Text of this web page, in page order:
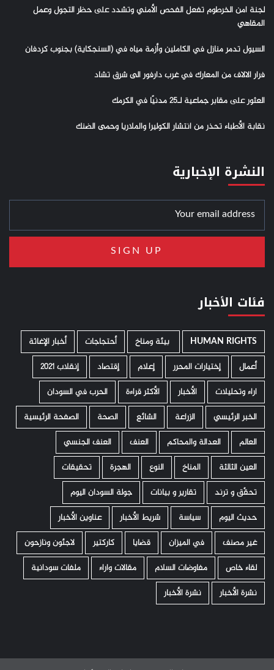
لجنة امن الخرطوم تفعل الفحص الأمني وتشدد على حظر التجول وعمل
المقاهي
السيول تدمر منازل في الكاملين وأزمة مياه في (السنجكاية) بجنوب كردفان
فرار الالاف من المعارك في غرب دارفور الى شرق تشاد
العثور على مقابر جماعية لـ25 مدنيًا في الكرمك
نقابة الأطباء تحذر من انتشار الكوليرا والملاريا وحمى الضنك
النشرة الإخبارية
فئات الأخبار
HUMAN RIGHTS ­ بيئة ومناخ أحتجاجات
أخبار الإغاثة
أعمال
إختيارات المحرر إعلام إقتصاد
إنقلاب 2021
اراء وتحليلات
الأخبار الأكثر قراءة
الحرب في السودان
الخبر الرئيسي
الزراعة الشائع الصحة
الصفحة الرئيسية
العالم
العدالة والمحاكم العنف
العنف الجنسي
العين الثالثة
المناخ النوع الهجرة
تحقيقات
تحقّق و ترند
تقارير و بيانات
جولة السودان اليوم
حديث اليوم
سياسة شريط الأخبار
عناوين الأخبار
غير مصنف
في الميزان قضايا كاركتير
لاجئون ونازحون
لقاء خاص
مفاوضات السلام مقالات واراء
ملفات سودانية
نشرة الأخبار
نشرة الأخبار